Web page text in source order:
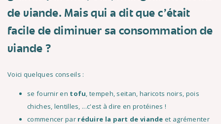
de viande. Mais qui a dit que c'était
facile de diminuer sa consommation de
viande ?
Voici quelques conseils :
se fournir en tofu, tempeh, seitan, haricots noirs, pois
chiches, lentilles, ...c'est à dire en protéines !
commencer par réduire la part de viande et agrémenter